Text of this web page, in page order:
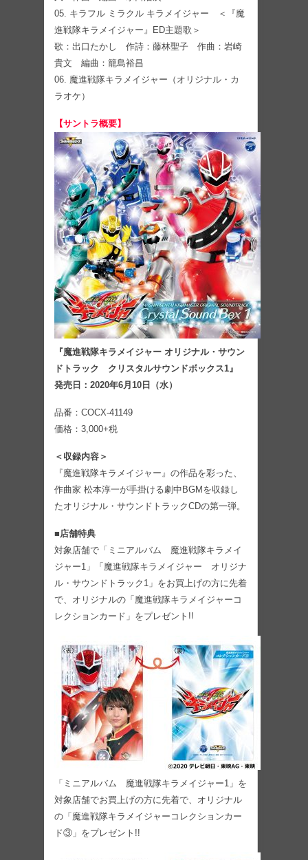
05. キラフル ミラクル キラメイジャー ＜『魔
進戦隊キラメイジャー』ED主題歌＞
歌：出口たかし 作詩：藤林聖子 作曲：岩崎
貴文 編曲：籠島裕昌
06. 魔進戦隊キラメイジャー（オリジナル・カ
ラオケ）
【サントラ概要】
『魔進戦隊キラメイジャー オリジナル・サウン
ドトラック クリスタルサウンドボックス1』
発売日：2020年6月10日（水）
品番：COCX-41149
価格：3,000+税
＜収録内容＞
『魔進戦隊キラメイジャー』の作品を彩った、
作曲家 松本淳一が手掛ける劇中BGMを収録し
たオリジナル・サウンドトラックCDの第一弾。
■店舗特典
対象店舗で「ミニアルバム 魔進戦隊キラメイ
ジャー1」「魔進戦隊キラメイジャー オリジナ
ル・サウンドトラック1」をお買上げの方に先着
で、オリジナルの「魔進戦隊キラメイジャーコ
レクションカード」をプレゼント!!
「ミニアルバム 魔進戦隊キラメイジャー1」を
対象店舗でお買上げの方に先着で、オリジナル
の「魔進戦隊キラメイジャーコレクションカー
ド③」をプレゼント!!